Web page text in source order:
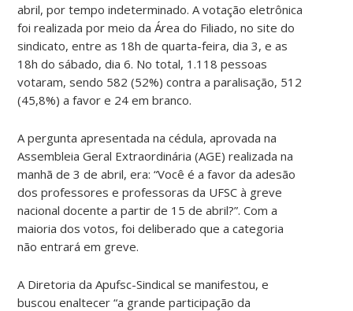
abril, por tempo indeterminado. A votação eletrônica
foi realizada por meio da Área do Filiado, no site do
sindicato, entre as 18h de quarta-feira, dia 3, e as
18h do sábado, dia 6. No total, 1.118 pessoas
votaram, sendo 582 (52%) contra a paralisação, 512
(45,8%) a favor e 24 em branco.
A pergunta apresentada na cédula, aprovada na
Assembleia Geral Extraordinária (AGE) realizada na
manhã de 3 de abril, era: “Você é a favor da adesão
dos professores e professoras da UFSC à greve
nacional docente a partir de 15 de abril?”. Com a
maioria dos votos, foi deliberado que a categoria
não entrará em greve.
A Diretoria da Apufsc-Sindical se manifestou, e
buscou enaltecer “a grande participação da